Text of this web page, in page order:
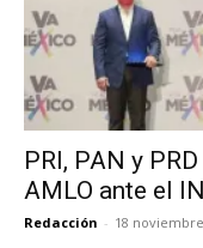
PRI, PAN y
AMLO ante el
Redacción - 18